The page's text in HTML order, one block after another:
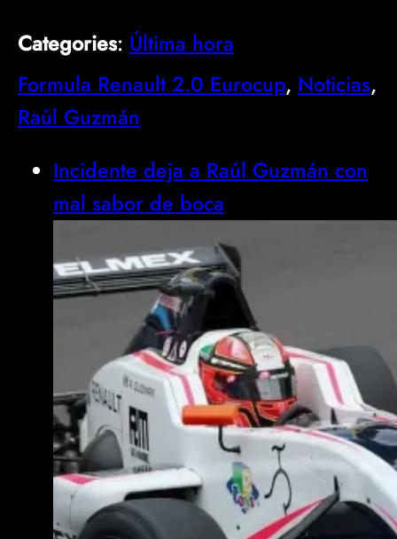
Categories: Última hora
Formula Renault 2.0 Eurocup, Noticias
Raúl Guzmán
Incidente deja a Raúl Guzmán con
mal sabor de boca